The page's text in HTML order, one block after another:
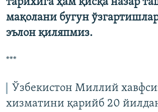
тарихига ҳам қисқа назар
мақолани бугун
эълон қиляпмиз.
***
Ўзбекистон Миллий
хизматини қарийб 20